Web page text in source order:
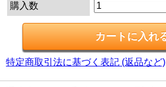
購入数
特定商取引法に基づく表記 (返品など)